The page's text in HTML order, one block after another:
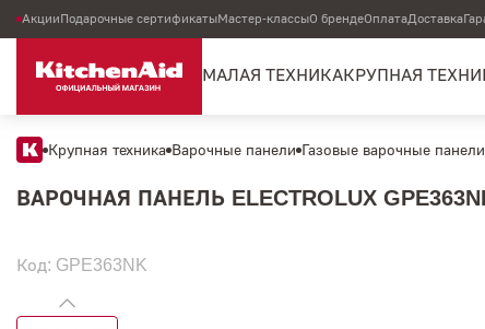
АкцииПодарочные сертификатыМастер-классыО брендеОплатаДоставка
МАЛАЯ ТЕХНИКАКРУПНАЯ
Крупная техника Варочные панели Газовые варочные панели
ВАРОЧНАЯ ПАНЕЛЬ ELECTROLUX
Код: GPE363NK